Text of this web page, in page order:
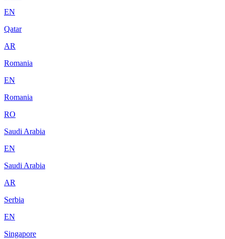
EN
Qatar
AR
Romania
EN
Romania
RO
Saudi Arabia
EN
Saudi Arabia
AR
Serbia
EN
Singapore